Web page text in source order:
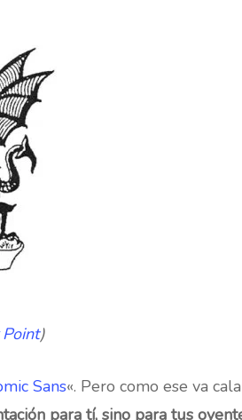
)
Sans«. Pero como ese va
para tí, sino para tus